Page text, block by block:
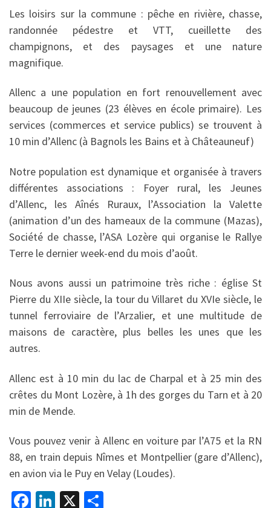
Les loisirs sur la commune : pêche en rivière, chasse,
randonnée pédestre et VTT, cueillette des
champignons, et des paysages et une nature
magnifique.
Allenc a une population en fort renouvellement avec
beaucoup de jeunes (23 élèves en école primaire). Les
services (commerces et service publics) se trouvent à
10 min d’Allenc (à Bagnols les Bains et à Châteauneuf)
Notre population est dynamique et organisée à travers
différentes associations : Foyer rural, les Jeunes
d’Allenc, les Aînés Ruraux, l’Association la Valette
(animation d’un des hameaux de la commune (Mazas),
Société de chasse, l’ASA Lozère qui organise le Rallye
Terre le dernier week-end du mois d’août.
Nous avons aussi un patrimoine très riche : église St
Pierre du XIIe siècle, la tour du Villaret du XVIe siècle, le
tunnel ferroviaire de l’Arzalier, et une multitude de
maisons de caractère, plus belles les unes que les
autres.
Allenc est à 10 min du lac de Charpal et à 25 min des
crêtes du Mont Lozère, à 1h des gorges du Tarn et à 20
min de Mende.
Vous pouvez venir à Allenc en voiture par l’A75 et la RN
88, en train depuis Nîmes et Montpellier (gare d’Allenc),
en avion via le Puy en Velay (Loudes).
Fa Li X